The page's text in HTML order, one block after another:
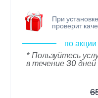
При
проверит
по
* Пользуйтесь
в течение 30